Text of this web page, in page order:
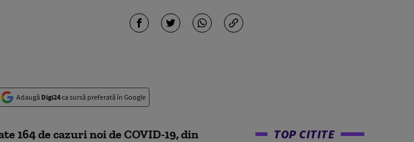
Adaugă Digi24ca sursă preferată în Google
164 de cazuri noi de COVID-19, din
TOP CITITE